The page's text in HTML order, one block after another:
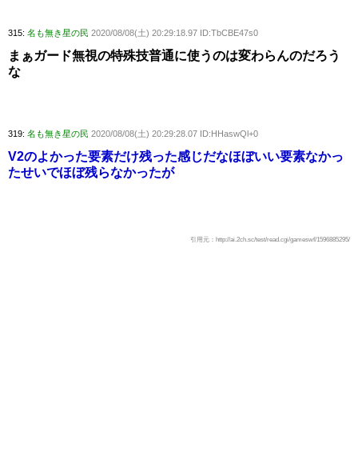
315: 名も無き星の民 2020/08/08(土) 20:29:18.97 ID:TbCBE47s0
まぁガード無視の特殊技普通に使うのは変わらんのだろう
な
319: 名も無き星の民 2020/08/08(土) 20:29:28.07 ID:HHaswQl+0
V2のよかった要素だけ残った感じだなほぼいい要素なかっ
たせいでほぼ残らなかったが
引用元：http://ai.2ch.sc/test/read.cgi/gameswf/1596885295/